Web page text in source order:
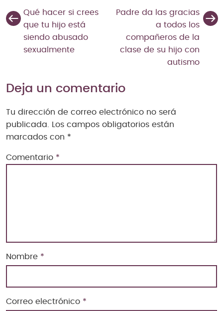
Qué hacer si crees
que tu hijo está
siendo abusado
sexualmente
Padre da las gracias
a todos los
compañeros de la
clase de su hijo con
autismo
Deja un comentario
Tu dirección de correo electrónico no será
publicada. Los campos obligatorios están
marcados con *
Comentario *
Nombre *
Correo electrónico *